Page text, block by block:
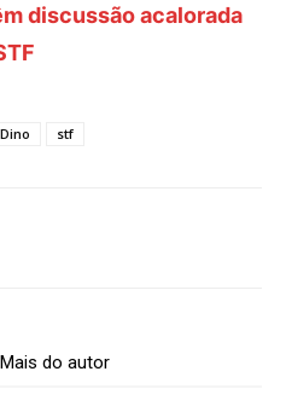
discussão acalorada
stf
Mais do autor